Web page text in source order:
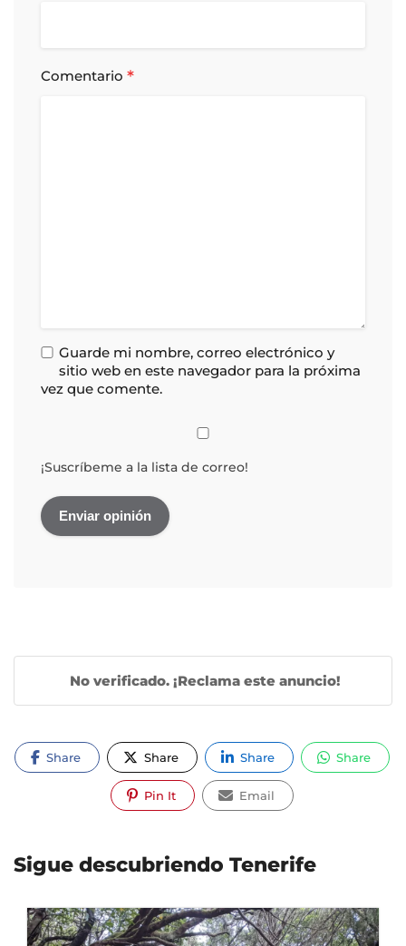
Comentario *
Guarde mi nombre, correo electrónico y
sitio web en este navegador para la próxima
vez que comente.
¡Suscríbeme a la lista de correo!
No verificado. ¡Reclama este anuncio!
Share Share Share Share
Pin It Email
Sigue descubriendo Tenerife